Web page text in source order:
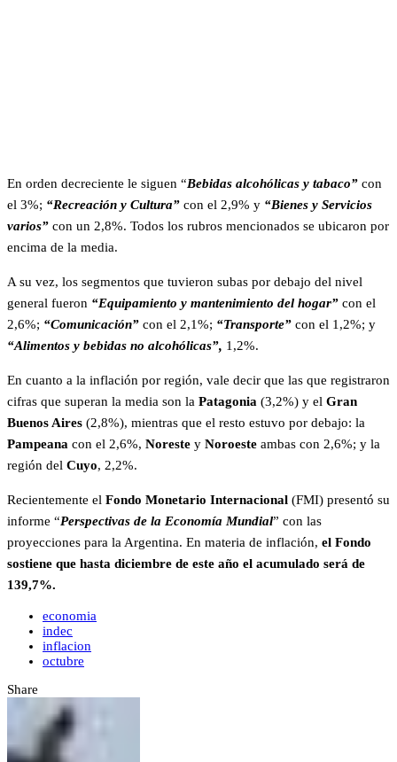
En orden decreciente le siguen “Bebidas alcohólicas y tabaco” con
el 3%; “Recreación y Cultura” con el 2,9% y “Bienes y Servicios
varios” con un 2,8%. Todos los rubros mencionados se ubicaron por
encima de la media.
A su vez, los segmentos que tuvieron subas por debajo del nivel
general fueron “Equipamiento y mantenimiento del hogar” con el
2,6%; “Comunicación” con el 2,1%; “Transporte” con el 1,2%; y
“Alimentos y bebidas no alcohólicas”, 1,2%.
En cuanto a la inflación por región, vale decir que las que registraron
cifras que superan la media son la Patagonia (3,2%) y el Gran
Buenos Aires (2,8%), mientras que el resto estuvo por debajo: la
Pampeana con el 2,6%, Noreste y Noroeste ambas con 2,6%; y la
región del Cuyo, 2,2%.
Recientemente el Fondo Monetario Internacional (FMI) presentó su
informe “Perspectivas de la Economía Mundial” con las
proyecciones para la Argentina. En materia de inflación, el Fondo
sostiene que hasta diciembre de este año el acumulado será de
139,7%.
economia
indec
inflacion
octubre
Share